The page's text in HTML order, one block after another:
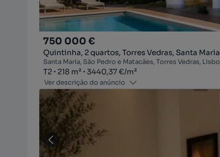
750 000 €
Quintinha, 2 quartos, Torres Vedras, Santa
Santa Maria, São Pedro e Matacães, Torres Vedras,
Tipologia
T2
Zona218 m²
Preço por metro quadrado
3440,37 €/m²
Ver descrição do anúncio